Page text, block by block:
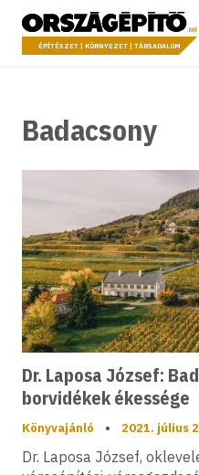
a tartalomhoz
Országépítő
ÉPÍTÉSZET | KÖRNYEZET | TÁRSADALOM
Badacsony
Dr. Laposa József:
borvidékek ékessége
Könyvajánló • 2021. július
Dr. Laposa József,